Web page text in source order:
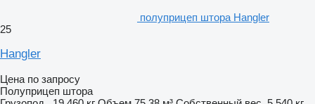
полуприцеп штора Hangler
25
Hangler
Цена по запросу
Полуприцеп штора